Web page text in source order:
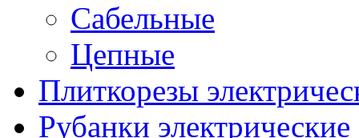
Сабельные
Цепные
Плиткорезы
Рубанки электрические